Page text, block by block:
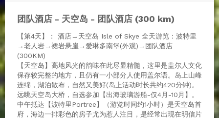
团队酒店 - 天空岛 - 团队酒店 (300 km)
【第4天】： 酒店→天空岛 Isle of Skye 全天游览：波特里
→老人岩→裙岩悬崖→爱琳多南堡(外观)→团队酒店
(300KM)
【天空岛】高地风光的韵味在此尽显精髓，这里是盖尔人文化
保存较完整的地方，且仍有一小部分人使用盖尔语。岛上山峰
连绵，湖泊散布，自然又美好(岛上活动时长共约420分钟)。
远眺天空岛大桥，自选参加【出海玻璃游船-仅4月-10月】。
中午抵达【波特里Portree】（游览时间约1小时）是天空岛首
府，海边一排彩色的房子尤为惹人注目，是经常出现在明信片